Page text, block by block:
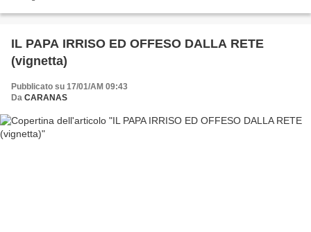
IL PAPA IRRISO ED OFFESO DALLA RETE
(vignetta)
Pubblicato su 17/01/AM 09:43
Da CARANAS